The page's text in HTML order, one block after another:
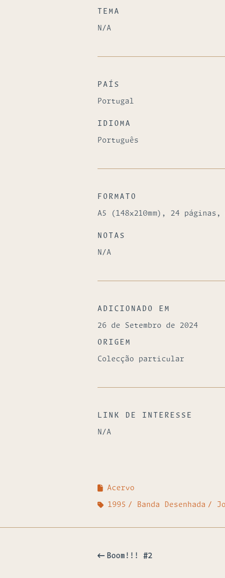
TEMA
N/A
PAÍS
Portugal
IDIOMA
Português
FORMATO
A5 (148x210mm), 24
NOTAS
N/A
ADICIONADO EM
26 de Setembro de 2024
ORIGEM
Colecção particular
LINK DE INTERESSE
N/A
Acervo
1995 Banda Desenhada
Boom!!! #2